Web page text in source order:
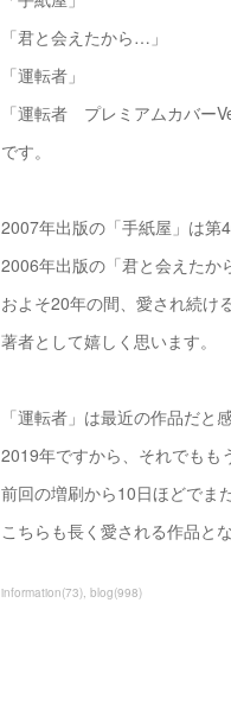
「君と会えたから…」
「運転者」
「運転者 プレミアムカバー
です。
2007年出版の「手紙屋」は第
2006年出版の「君と会えたか
およそ20年の間、愛され続け
著者として嬉しく思います。
「運転者」は最近の作品だと
2019年ですから、それでもも
前回の増刷から10日ほどでま
こちらも長く愛される作品と
information(73) blog(998)